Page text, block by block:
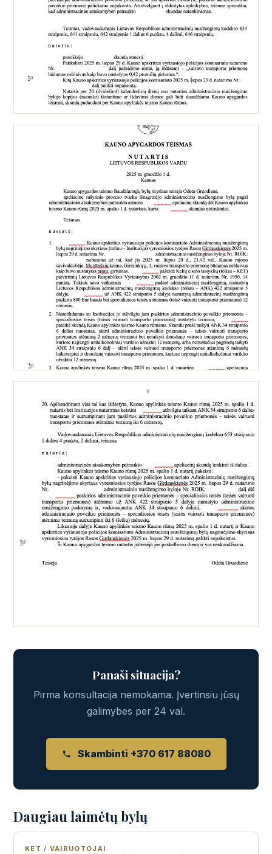
Panaši situacija?
Pirma konsultacija nemokama. Įvertinsiu jūsų
galimybes per 24 val.
Skambinti +370 617 88080
Daugiau laimėtų bylų
KET / VAIRUOTOJAI